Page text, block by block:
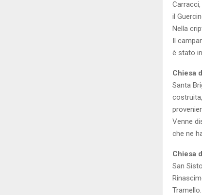
il
Nella
Il
è stato
Chiesa
Santa
Venne
che ne
Chiesa
San